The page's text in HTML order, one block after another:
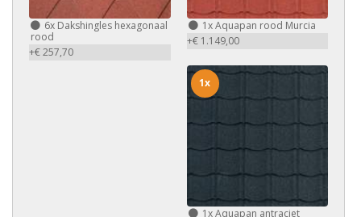
6x Dakshingles hexagonaal
rood
+€ 257,70
1xAquapan rood Murcia
+€ 1.149,00
1xAquapan antraciet
1x